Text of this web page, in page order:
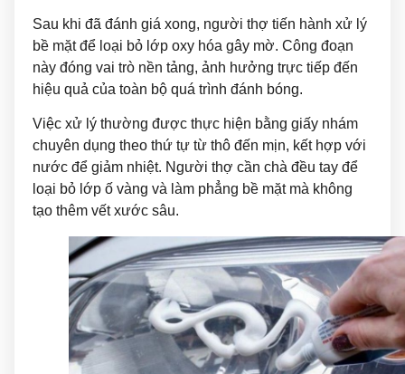
Sau khi đã đánh giá xong, người thợ tiến hành xử lý
bề mặt để loại bỏ lớp oxy hóa gây mờ. Công đoạn
này đóng vai trò nền tảng, ảnh hưởng trực tiếp đến
hiệu quả của toàn bộ quá trình đánh bóng.
Việc xử lý thường được thực hiện bằng giấy nhám
chuyên dụng theo thứ tự từ thô đến mịn, kết hợp với
nước để giảm nhiệt. Người thợ cần chà đều tay để
loại bỏ lớp ố vàng và làm phẳng bề mặt mà không
tạo thêm vết xước sâu.